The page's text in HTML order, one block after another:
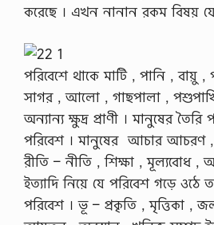
করেছে । এখন নানান রকম বিষয়
পরিবেশে থাকে মাটি , পানি , বায়ু
সাগর , আলাে , গাছপালা ,
অন্যান্য ক্ষুদ্র প্রাণী । মানুষের
পরিবেশ । মানুষের আচার আচরণ
রীতি – নীতি , শিক্ষা , মূল্যবােধ ,
ইত্যাদি নিয়ে যে পরিবেশ গড়ে ওঠে
পরিবেশ । ভূ – প্রকৃতি , মৃত্তিকা ,